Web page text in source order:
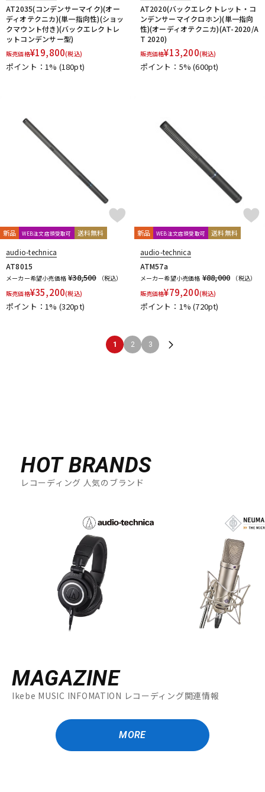
AT2035(コンデンサーマイク)(オー
ディオテクニカ)(単一指向性)(ショッ
クマウント付き)(バックエレクトレ
ットコンデンサー型)
販売価格¥19,800(税込)
ポイント：1% (180pt)
AT2020(バックエレクトレット・コ
ンデンサーマイクロホン)(単一指向
性)(オーディオテクニカ)(AT-2020/A
T 2020)
販売価格¥13,200(税込)
ポイント：5%(600pt)
新品 WEB注文店頭受取可 送料無料
audio-technica
AT8015
メーカー希望小売価格 ¥38,500
（税込）
販売価格¥35,200(税込)
ポイント：1% (320pt)
新品 WEB注文店頭受取可 送料無料
audio-technica
ATM57a
メーカー希望小売価格 ¥88,000
（税込）
販売価格¥79,200(税込)
ポイント：1%(720pt)
1 2 3
HOT BRANDS
レコーディング 人気のブランド
MAGAZINE
Ikebe MUSIC INFOMATION レコーディング関連情報
MORE